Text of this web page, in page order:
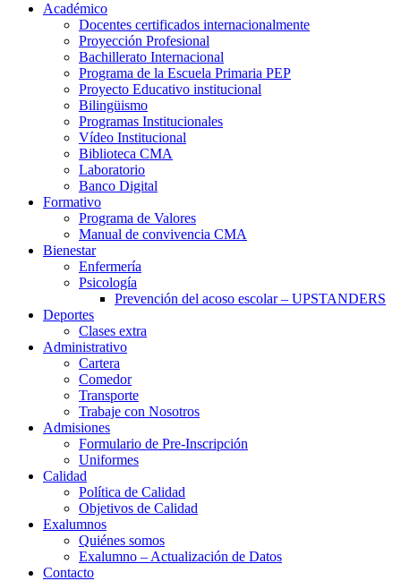
Académico
Docentes certificados internacionalmente
Proyección Profesional
Bachillerato Internacional
Programa de la Escuela Primaria PEP
Proyecto Educativo institucional
Bilingüismo
Programas Institucionales
Vídeo Institucional
Biblioteca CMA
Laboratorio
Banco Digital
Formativo
Programa de Valores
Manual de convivencia CMA
Bienestar
Enfermería
Psicología
Prevención del acoso escolar – UPSTANDERS
Deportes
Clases extra
Administrativo
Cartera
Comedor
Transporte
Trabaje con Nosotros
Admisiones
Formulario de Pre-Inscripción
Uniformes
Calidad
Política de Calidad
Objetivos de Calidad
Exalumnos
Quiénes somos
Exalumno – Actualización de Datos
Contacto